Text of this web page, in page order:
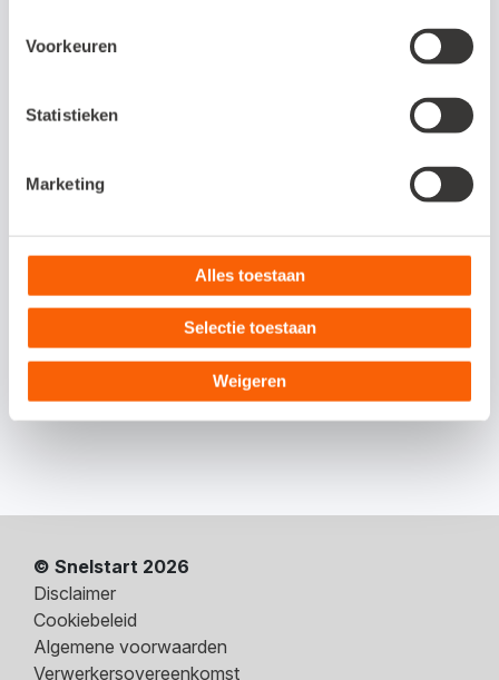
Voorkeuren
Statistieken
Marketing
Alles toestaan
Selectie toestaan
Weigeren
Heb je een vraag?
Aarzel niet om contact op te nemen, we helpen je graag.
Bel met onze adviseurs op0222 36 30 60
een vraag via e-mail? Stuur dan een bericht
klantenservice@snelstart.nl.
© Snelstart 2026
Disclaimer
Cookiebeleid
Algemene voorwaarden
Verwerkersovereenkomst